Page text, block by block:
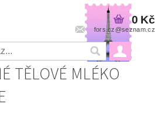
fors.cz@seznam.cz
0 Kč
TĚLOVÉ MLÉKO